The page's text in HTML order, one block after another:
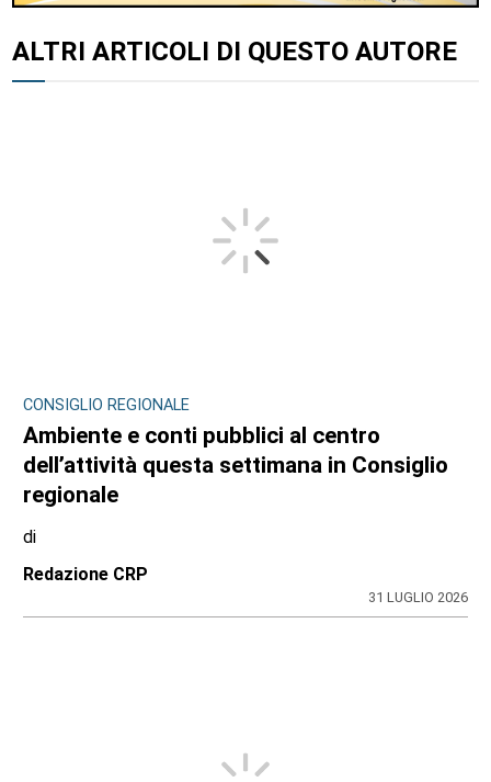
ALTRI ARTICOLI DI QUESTO AUTORE
CONSIGLIO REGIONALE
Ambiente e conti pubblici al centro
dell’attività questa settimana in Consiglio
regionale
di
Redazione CRP
31 LUGLIO 2026